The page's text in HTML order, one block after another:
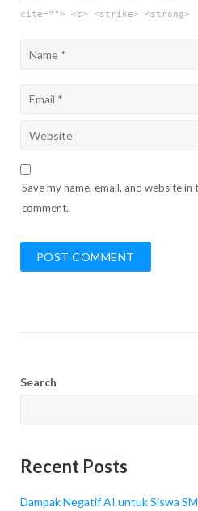
cite=""> <s> <strike> <strong>
Save my name, email, and website
comment.
Search
Recent Posts
Dampak Negatif AI untuk Siswa